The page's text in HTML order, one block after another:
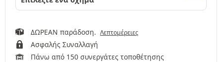
ΔΩΡΕΑΝ παράδοση. Λεπτομέρειες
Ασφαλής Συναλλαγή
Πάνω από 150 συνεργάτες τοποθέτησης